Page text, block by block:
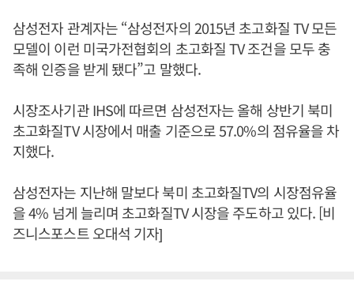
삼성전자 관계자는 “삼성전자의 2015년 초고화질 TV 모든
모델이 이런 미국가전협회의 초고화질 TV 조건을 모두 충
족해 인증을 받게 됐다”고 말했다.
시장조사기관 IHS에 따르면 삼성전자는 올해 상반기 북미
초고화질TV 시장에서 매출 기준으로 57.0%의 점유율을 차
지했다.
삼성전자는 지난해 말보다 북미 초고화질TV의 시장점유율
을 4% 넘게 늘리며 초고화질TV 시장을 주도하고 있다. [비
즈니스포스트 오대석 기자]